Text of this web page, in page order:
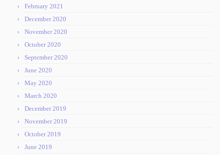
February 2021
December 2020
November 2020
October 2020
September 2020
June 2020
May 2020
March 2020
December 2019
November 2019
October 2019
June 2019